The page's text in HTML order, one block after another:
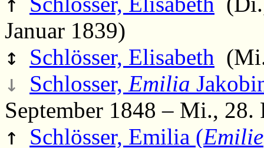
Januar 1839)
↕ Schlösser, Elisabeth
↓ Schlosser, Emilia
September 1848 – Mi., 28.
↑ Schlösser, Emilia (Emilie